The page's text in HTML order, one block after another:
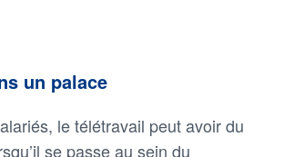
un palace
le télétravail peut avoir du
se passe au sein du